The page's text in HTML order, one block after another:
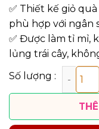
✅ Thiết kế giỏ
phù hợp với ngân
✅ Được làm tỉ mỉ,
lủng trái cây,
Giỏ Quà Trái Cây